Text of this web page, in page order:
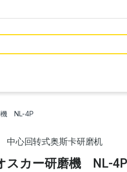
機 NL-4P
中心回转式奥斯卡研磨机
スカー研磨機 NL-4P